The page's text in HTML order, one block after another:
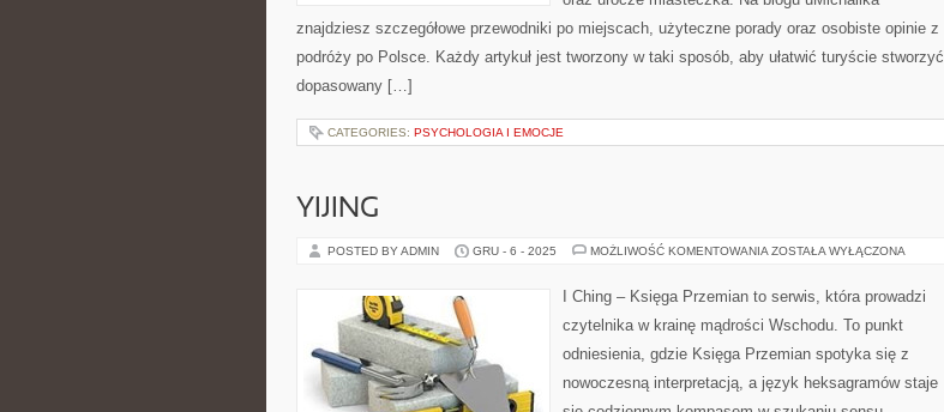
znajdziesz szczegółowe przewodniki po miejscach, użyteczne porady oraz osobiste opinie z
podróży po Polsce. Każdy artykuł jest tworzony w taki sposób, aby ułatwić turyście stworzyć
dopasowany […]
CATEGORIES: PSYCHOLOGIA I EMOCJE
YIJING
POSTED BY ADMIN GRU - 6 - 2025 MOŻLIWOŚĆ KOMENTOWANIA YIJING
ZOSTAŁA WYŁĄCZONA
I Ching – Księga Przemian to serwis, która prowadzi
czytelnika w krainę mądrości Wschodu. To punkt
odniesienia, gdzie Księga Przemian spotyka się z
nowoczesną interpretacją, a język heksagramów staje